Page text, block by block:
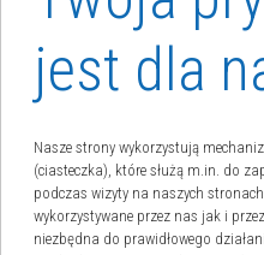
Główne zadania:
Przeprowadzanie
Projektowanie i
Raportowanie błędów,
Opracowywanie
jest dla
Nasze strony wykorzystują
(ciasteczka), które służą m.in. do
podczas wizyty na naszych
wykorzystywane przez nas jak i
niezbędna do prawidłowego